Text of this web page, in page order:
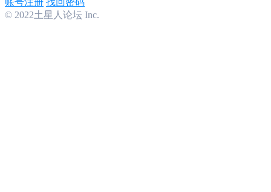
账号注册 找回密码
© 2022土星人论坛 Inc.